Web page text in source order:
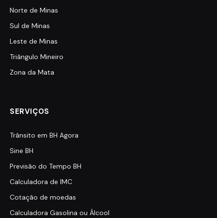
Norte de Minas
Sul de Minas
Leste de Minas
Triângulo Mineiro
Zona da Mata
SERVIÇOS
Trânsito em BH Agora
Sine BH
Previsão do Tempo BH
Calculadora de IMC
Cotação de moedas
Calculadora Gasolina ou Álcool